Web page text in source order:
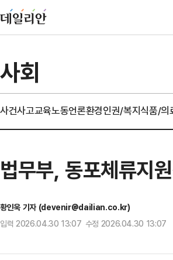
사회
사건사고교육노동언론환경인권/복지식품/의
법무부, 동포체류지
황인욱 기자 (devenir@dailian.co.kr)
입력 2026.04.30 13:07 수정 2026.04.30 13:07